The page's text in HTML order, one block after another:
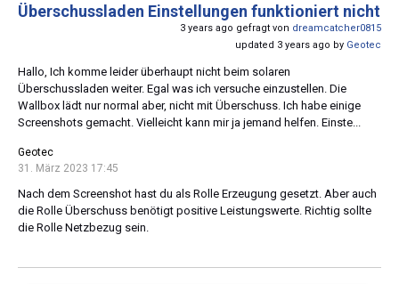
Überschussladen Einstellungen funktioniert nicht
3 years ago gefragt von dreamcatcher0815
updated 3 years ago by Geotec
Hallo, Ich komme leider überhaupt nicht beim solaren
Überschussladen weiter. Egal was ich versuche einzustellen. Die
Wallbox lädt nur normal aber, nicht mit Überschuss. Ich habe einige
Screenshots gemacht. Vielleicht kann mir ja jemand helfen. Einste...
Geotec
31. März 2023 17:45
Nach dem Screenshot hast du als Rolle Erzeugung gesetzt. Aber auch
die Rolle Überschuss benötigt positive Leistungswerte. Richtig sollte
die Rolle Netzbezug sein.